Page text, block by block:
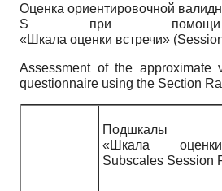
Оценка ориентировочной
S при помощи
«Шкала оценки встречи»
Assessment of the approximate
questionnaire using the Section
Подшкалы
«Шкала
Subscales Session